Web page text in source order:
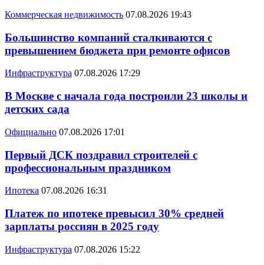
Коммерческая недвижимость 07.08.2026 19:43
Большинство компаний сталкиваются с
превышением бюджета при ремонте офисов
Инфраструктура 07.08.2026 17:29
В Москве с начала года построили 23 школы и
детских сада
Официально 07.08.2026 17:01
Первый ДСК поздравил строителей с
профессиональным праздником
Ипотека 07.08.2026 16:31
Платеж по ипотеке превысил 30% средней
зарплаты россиян в 2025 году
Инфраструктура 07.08.2026 15:22